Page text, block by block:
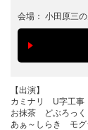
会場： 小田原三
【出演】
カミナリ U字工
お抹茶 どぶろっく
あぁ～しらき モ